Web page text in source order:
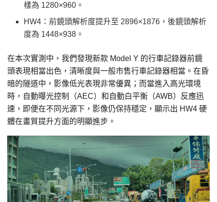
樣為 1280×960。
HW4：前鏡頭解析度提升至 2896×1876，後鏡頭解析
度為 1448×938。
在本次實測中，我們發現新款 Model Y 的行車記錄器前鏡
頭表現相當出色，清晰度與一般市售行車記錄器相當。在昏
暗的隧道中，影像低光表現非常優異；而當進入高光環境
時，自動曝光控制（AEC）和自動白平衡（AWB）反應迅
速，即便在不同光源下，影像仍保持穩定，顯示出 HW4 硬
體在畫質提升方面的明顯進步。